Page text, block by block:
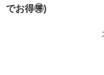
でお得🉐)